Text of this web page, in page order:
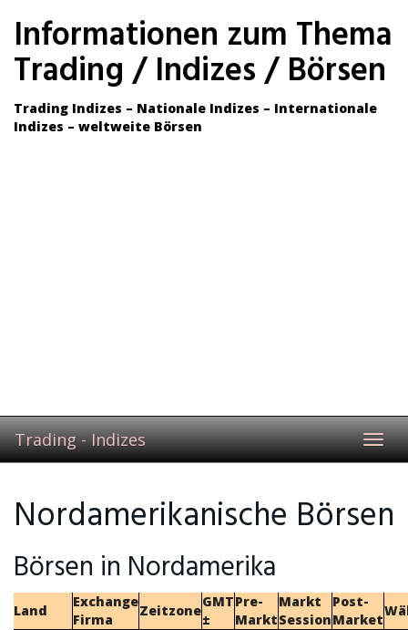
main
content
Informationen zum Thema
Trading / Indizes / Börsen
Trading Indizes – Nationale Indizes – Internationale
Indizes – weltweite Börsen
Trading - Indizes
Nordamerikanische Börsen
Börsen in Nordamerika
Land
Exchange
Firma
Zeitzone
GMT
±
Pre-
Markt
Markt
Session
Post-
Market